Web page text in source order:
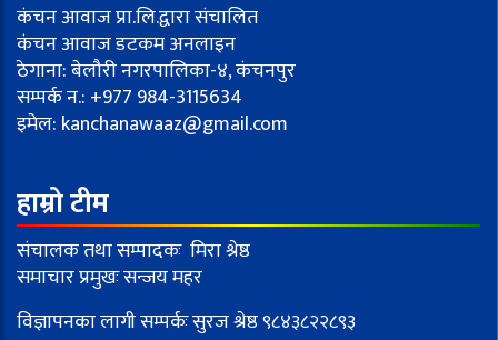
कंचन आवाज प्रा.लि.द्वारा संचालित
कंचन आवाज डटकम अनलाइन
ठेगाना: बेलौरी नगरपालिका-४, कंचनपुर
सम्पर्क न.: +977 984-3115634
इमेल: kanchanawaaz@gmail.com
हाम्रो टीम
संचालक तथा सम्पादकः मिरा श्रेष्ठ
समाचार प्रमुखः सन्जय महर
विज्ञापनका लागी सम्पर्कः सुरज श्रेष्ठ ९८४३८२२८९३